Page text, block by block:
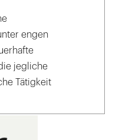
engen
jegliche
Tätigkeit